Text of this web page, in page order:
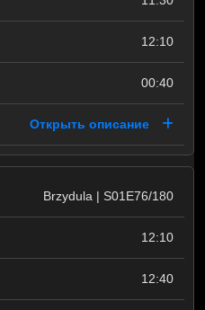
12:10
00:40
Открыть описание
Brzydula | S01E76/180
12:10
12:40